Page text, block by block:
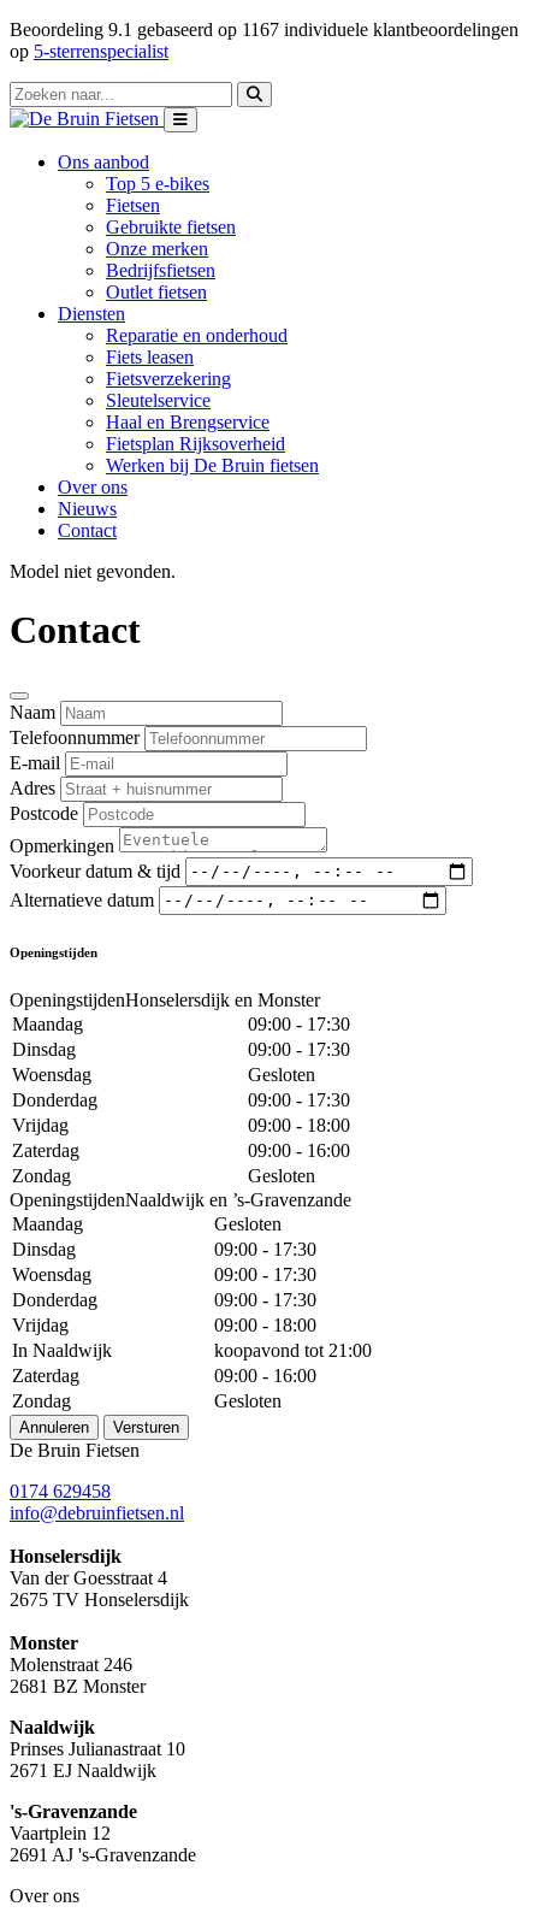
Beoordeling 9.1 gebaseerd op 1167 individuele klantbeoordelingen
op 5-sterrenspecialist
Ons aanbod
Top 5 e-bikes
Fietsen
Gebruikte fietsen
Onze merken
Bedrijfsfietsen
Outlet fietsen
Diensten
Reparatie en onderhoud
Fiets leasen
Fietsverzekering
Sleutelservice
Haal en Brengservice
Fietsplan Rijksoverheid
Werken bij De Bruin fietsen
Over ons
Nieuws
Contact
Model niet gevonden.
Contact
Naam
Telefoonnummer
E-mail
Adres
Postcode
Opmerkingen
Voorkeur datum & tijd
Alternatieve datum
Openingstijden
OpeningstijdenHonselersdijk en Monster
Maandag
09:00 - 17:30
Dinsdag
09:00 - 17:30
Woensdag
Gesloten
Donderdag
09:00 - 17:30
Vrijdag
09:00 - 18:00
Zaterdag
09:00 - 16:00
Zondag
Gesloten
OpeningstijdenNaaldwijk en ’s-Gravenzande
Maandag
Gesloten
Dinsdag
09:00 - 17:30
Woensdag
09:00 - 17:30
Donderdag
09:00 - 17:30
Vrijdag
09:00 - 18:00
In Naaldwijk
koopavond tot 21:00
Zaterdag
09:00 - 16:00
Zondag
Gesloten
Annuleren Versturen
De Bruin Fietsen
0174 629458
info@debruinfietsen.nl
Honselersdijk
Van der Goesstraat 4
2675 TV Honselersdijk
Monster
Molenstraat 246
2681 BZ Monster
Naaldwijk
Prinses Julianastraat 10
2671 EJ Naaldwijk
's-Gravenzande
Vaartplein 12
2691 AJ 's-Gravenzande
Over ons